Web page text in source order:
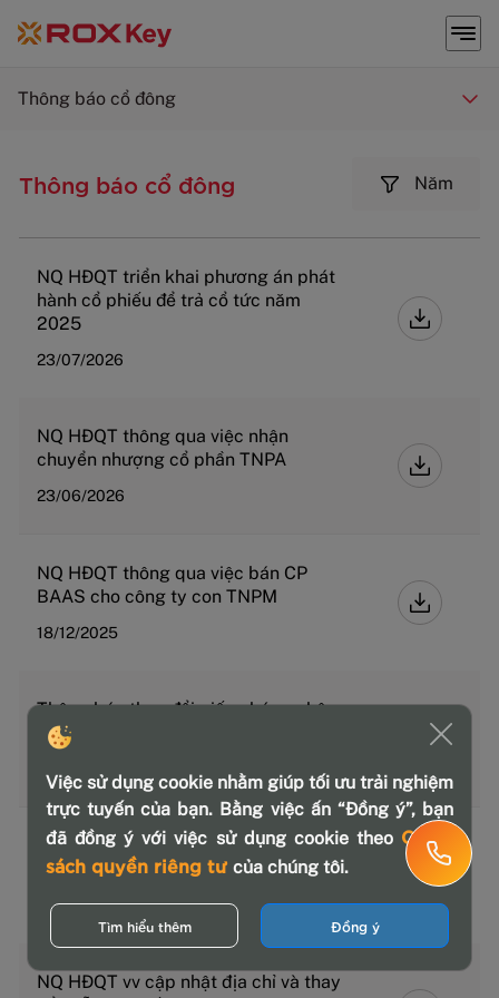
Thông báo cổ đông
Thông báo cổ đông Năm
NQ HĐQT triển khai phương án phát
hành cổ phiếu để trả cổ tức năm
2025
23/07/2026
NQ HĐQT thông qua việc nhận
chuyển nhượng cổ phần TNPA
23/06/2026
NQ HĐQT thông qua việc bán CP
BAAS cho công ty con TNPM
18/12/2025
Thông báo thay đổi giấy chứng nhận
ĐKDN lần thứ 27
NQ HĐQT thông qua vay vốn VIB, sử
dụng TSBĐ của TNPM
02/10/2025
NQ HĐQT vv cập nhật địa chỉ và thay
Việc sử dụng cookie nhằm giúp tối ưu trải nghiệm
trực tuyến của bạn. Bằng việc ấn “Đồng ý”, bạn
đã đồng ý với việc sử dụng cookie theo Chính
sách quyền riêng tư của chúng tôi.
Tìm hiểu thêm Đồng ý